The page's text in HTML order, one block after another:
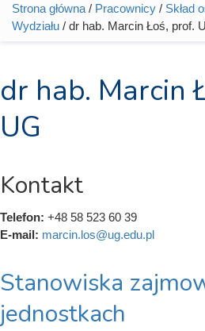
Jesteś tutaj
Strona główna / Pracownicy / Skład
Wydziału / dr hab. Marcin Łoś, prof.
dr hab. Marcin
UG
Kontakt
Telefon: +48 58 523 60 39
E-mail: marcin.los@ug.edu.pl
Stanowiska
jednostkach